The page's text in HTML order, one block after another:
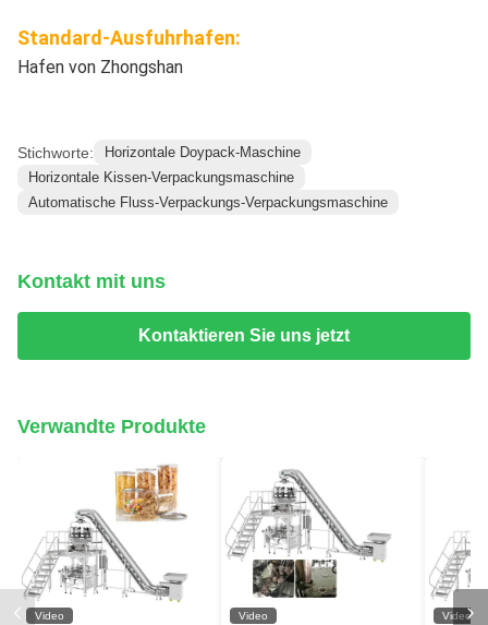
Standard-Ausfuhrhafen:
Hafen von Zhongshan
Stichworte:
Horizontale Doypack-Maschine
Horizontale Kissen-Verpackungsmaschine
Automatische Fluss-Verpackungs-Verpackungsmaschine
Kontakt mit uns
Kontaktieren Sie uns jetzt
Verwandte Produkte
Video Video Video